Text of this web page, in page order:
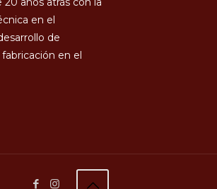
en el
de
en el